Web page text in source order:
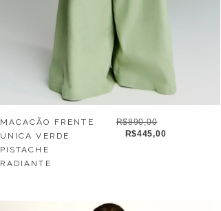
MACACÃO FRENTE
ÚNICA VERDE
PISTACHE
RADIANTE
R$890,00
R$445,00